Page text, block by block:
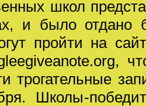
школ
и было отдано
пройти на
трогательные
Школы-